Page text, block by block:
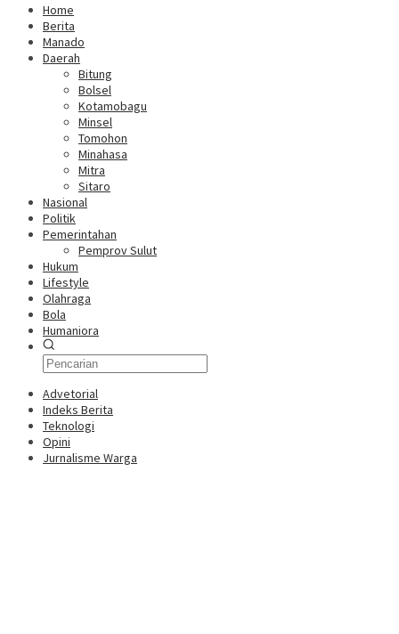
Home
Berita
Manado
Daerah
Bitung
Bolsel
Kotamobagu
Minsel
Tomohon
Minahasa
Mitra
Sitaro
Nasional
Politik
Pemerintahan
Pemprov Sulut
Hukum
Lifestyle
Olahraga
Bola
Humaniora
Advetorial
Indeks Berita
Teknologi
Opini
Jurnalisme Warga